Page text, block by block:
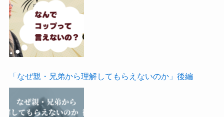
「なぜ親・兄弟から理解してもらえないのか」後編